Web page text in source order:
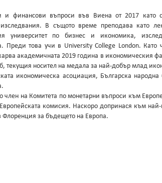
и финансови въпроси във Виена от 2017 като
В същото време преподава като
университет по бизнес и икономика,
Преди това учи в University College London. Като
академичната 2019 година в икономическия
текущия носител на медала за най-добър млад
икономическа асоциация, Българска народна
член на Комитета по монетарни въпроси към
комисия. Наскоро допринася към най-
Флоренция за бъдещето на Европа.